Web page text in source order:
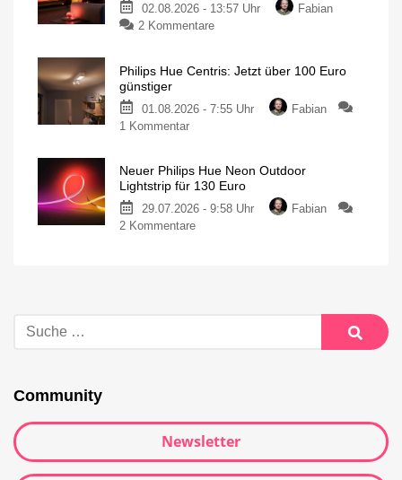
02.08.2026 - 13:57 Uhr
Fabian
2 Kommentare
Philips Hue Centris: Jetzt über 100 Euro
günstiger
01.08.2026 - 7:55 Uhr
Fabian
1 Kommentar
Neuer Philips Hue Neon Outdoor
Lightstrip für 130 Euro
29.07.2026 - 9:58 Uhr
Fabian
2 Kommentare
Community
Newsletter